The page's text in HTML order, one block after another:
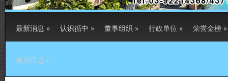
最新消息 » 认识循中 » 董事组织 » 行政单位 » 荣誉金榜 »
逾期讯息 »